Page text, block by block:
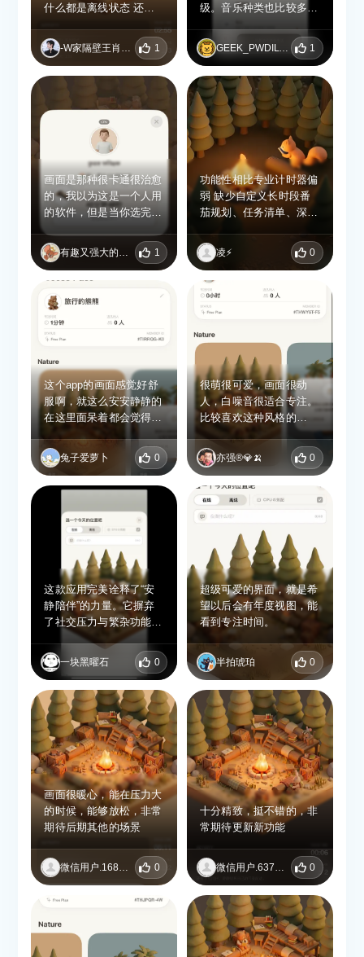
什么都是离线状态 还没
音完全没问题
-W家隔壁王肖家- 1
级。音乐种类也比较多，
看。就是希望以后多推出
一些场景
GEEK_PWDILWTT 1
画面是那种很卡通很治愈
的，我以为这是一个人用
的软件，但是当你选完位
置的时候，你会发现你房
间还有其他的人，甚至来
自于不同的国家，还是蛮
惊喜的，感觉在这个空间
里面不仅得到了放松，还
能够有陪伴。唯一感觉到
不足的是不知道为什么是
离线的状态。
有趣又强大的灵魂 1
功能性相比专业计时器偏
弱 缺少自定义长时段番
茄规划、任务清单、深度
工具；仅侧重氛围陪伴，
对需要精细化时间管理、
备考规划的用户来说功能
单薄。 场景内容更新节
奏慢 森林、动物、篝火
期使用容易视觉疲劳，上
新频率偏低。
凌⚡️ 0
这个app的画面感觉好舒
服啊，就这么安安静静的
在这里面呆着都会觉得放
萌的很治愈
兔子爱萝卜 0
很萌很可爱，画面很动
人，白噪音很适合专注。
比较喜欢这种风格的
亦强®💎🍌 0
这款应用完美诠释了“安
静陪伴”的力量。它摒弃
了社交压力与繁杂功能，
仅通过虚拟自习室中他人
专注的身影和白噪音，就
能营造出图书馆般的沉浸
氛围。界面清新无扰，让
你既能感受到“有人同
在”的安心，又完全不受
聊天干扰。对于容易孤独
或分心的远程学习者而
言，这剂“温柔的解药”确
实能有效提升专注时长，
非常推荐。
一块黑曜石 0
超级可爱的界面，就是希
望以后会有年度视图，能
看到专注时间。
半拍琥珀 0
画面很暖心，能在压力大
的时候，能够放松，非常
期待后期其他的场景
0
十分精致，挺不错的，非
常期待更新新功能
0